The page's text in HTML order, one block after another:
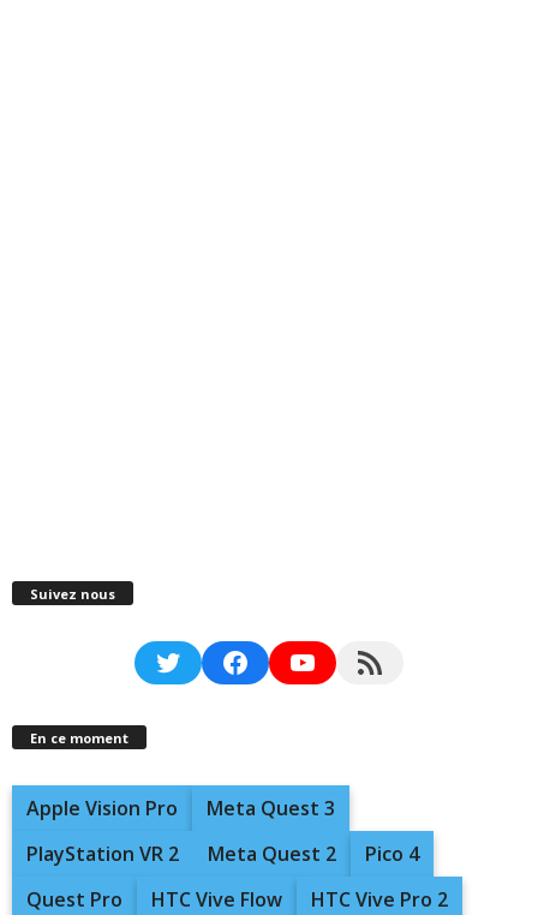
Suivez nous
TwitterFacebookYouTubeRSS Feed
En ce moment
Apple Vision Pro
Meta Quest 3
PlayStation VR 2
Meta Quest 2
Pico 4
Quest Pro
HTC Vive Flow
HTC Vive Pro 2